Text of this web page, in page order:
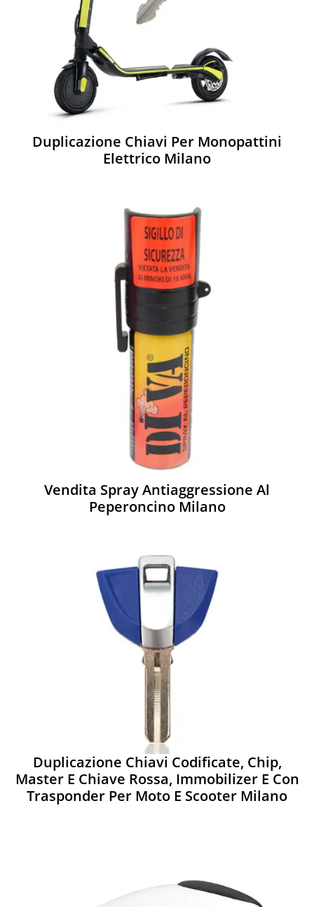
Duplicazione Chiavi Per Monopattini
Elettrico Milano
Vendita Spray Antiaggressione Al
Peperoncino Milano
Duplicazione Chiavi Codificate, Chip,
Master E Chiave Rossa, Immobilizer E Con
Trasponder Per Moto E Scooter Milano